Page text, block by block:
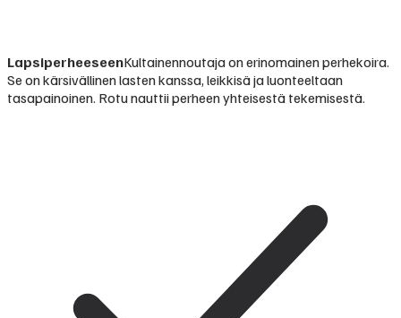
LapsiperheeseenKultainennoutaja on erinomainen perhekoira.
Se on kärsivällinen lasten kanssa, leikkisä ja luonteeltaan
tasapainoinen. Rotu nauttii perheen yhteisestä tekemisestä.